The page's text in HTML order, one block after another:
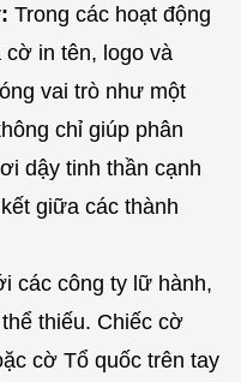
Trong các hoạt động
in tên, logo và
vai trò như một
chỉ giúp phân
dậy tinh thần cạnh
giữa các thành
các công ty lữ hành,
thiếu. Chiếc cờ
cờ Tổ quốc trên tay